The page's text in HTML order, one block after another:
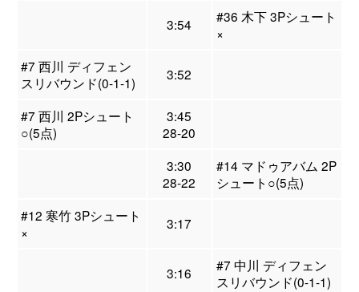
3:54
#36 木下 3Pシュート
×
#7 西川 ディフェン
スリバウンド(0-1-1)
3:52
#7 西川 2Pシュート
○(5点)
3:45
28-20
3:30
28-22
#14 マドゥアバム 2P
シュート○(5点)
#12 寒竹 3Pシュート
×
3:17
3:16
#7 中川 ディフェン
スリバウンド(0-1-1)